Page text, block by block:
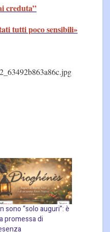
creduta”
tutti poco sensibili»
sono “solo auguri”: è
promessa di